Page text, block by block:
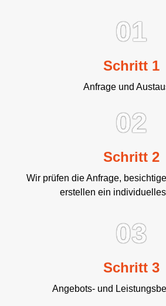
01
Schritt 1
Anfrage und
02
Schritt 2
Wir prüfen die Anfrage,
erstellen ein
03
Schritt 3
Angebots- und